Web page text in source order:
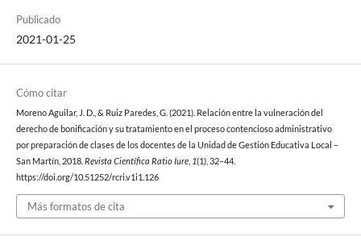
Publicado
2021-01-25
Cómo citar
Moreno Aguilar, J. D., & Ruiz Paredes, G. (2021). Relación entre la vulneración del
derecho de bonificación y su tratamiento en el proceso contencioso administrativo
por preparación de clases de los docentes de la Unidad de Gestión Educativa Local –
San Martín, 2018.Revista Científica Ratio Iure, 1(1), 32–44.
https://doi.org/10.51252/rcri.v1i1.126
Más formatos de cita